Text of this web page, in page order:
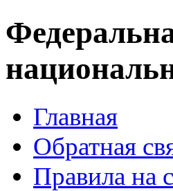
Главная
Обратная
Правила на